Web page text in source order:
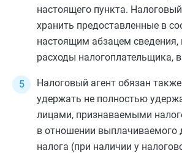
настоящего пункта.
хранить предоставленные в
настоящим абзацем
расходы налогоплательщика, в
Налоговый агент обязан
удержать не полностью
лицами, признаваемыми
в отношении выплачиваемого
налога (при наличии у